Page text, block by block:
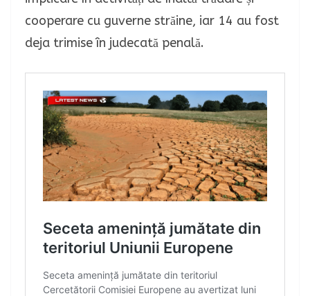
cooperare cu guverne străine, iar 14 au fost
deja trimise în judecată penală.